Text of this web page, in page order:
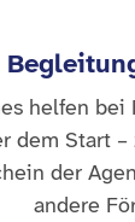
helfen bei
dem Start –
der
andere